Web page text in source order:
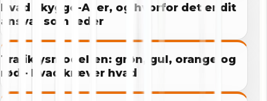
Hvad Skygge-Ai er, og hvorfor det er dit
ansvar som leder
Trafiklysmodellen: grøn, gul, orange og
rød - hvad kræver hvad